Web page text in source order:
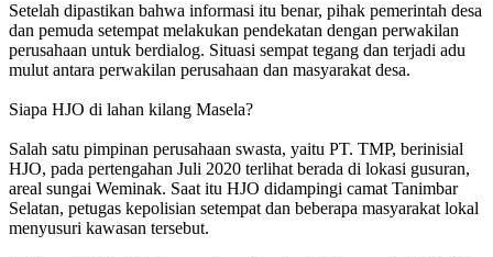
Setelah dipastikan bahwa informasi itu benar, pihak pemerintah desa
dan pemuda setempat melakukan pendekatan dengan perwakilan
perusahaan untuk berdialog. Situasi sempat tegang dan terjadi adu
mulut antara perwakilan perusahaan dan masyarakat desa.
Siapa HJO di lahan kilang Masela?
Salah satu pimpinan perusahaan swasta, yaitu PT. TMP, berinisial
HJO, pada pertengahan Juli 2020 terlihat berada di lokasi gusuran,
areal sungai Weminak. Saat itu HJO didampingi camat Tanimbar
Selatan, petugas kepolisian setempat dan beberapa masyarakat lokal
menyusuri kawasan tersebut.